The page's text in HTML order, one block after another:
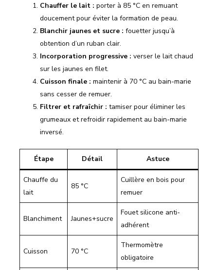
Chauffer le lait : porter à 85 °C en remuant
doucement pour éviter la formation de peau.
Blanchir jaunes et sucre : fouetter jusqu’à
obtention d’un ruban clair.
Incorporation progressive : verser le lait chaud
sur les jaunes en filet.
Cuisson finale : maintenir à 70 °C au bain-marie
sans cesser de remuer.
Filtrer et rafraîchir : tamiser pour éliminer les
grumeaux et refroidir rapidement au bain-marie
inversé.
Étape Détail Astuce
Chauffe du
lait
85 °C
Cuillère en bois pour
remuer
Blanchiment Jaunes+sucre
Fouet silicone anti-
adhérent
Cuisson 70 °C
Thermomètre
obligatoire